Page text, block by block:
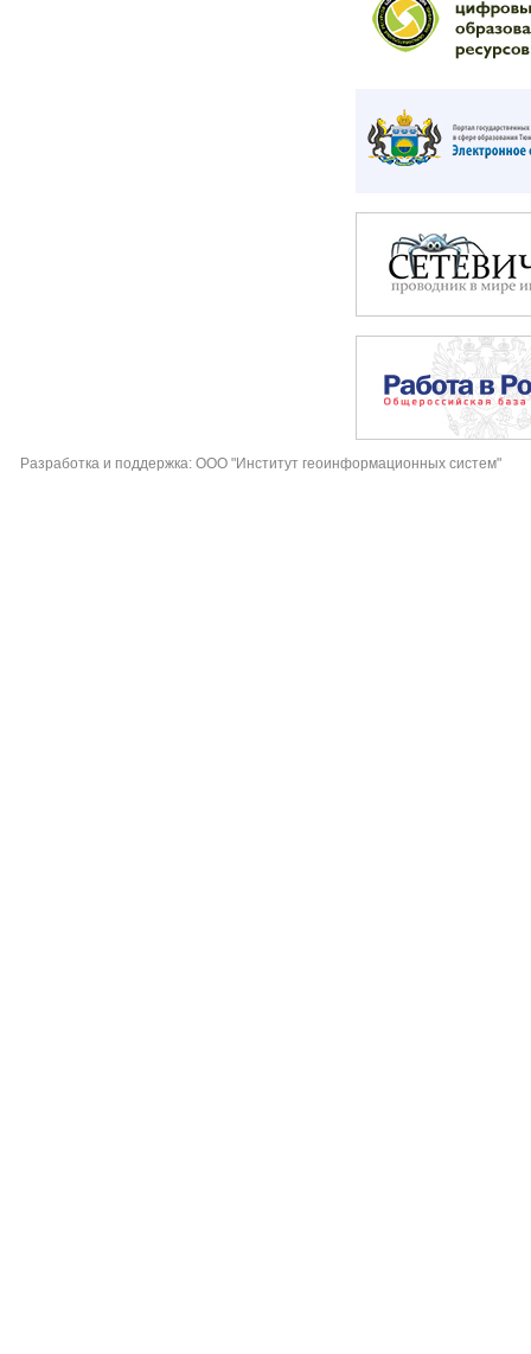
Разработка и поддержка: ООО "Институт геоинформационных систем"